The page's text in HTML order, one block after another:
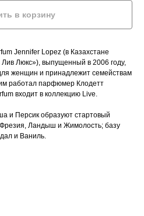
в корзину
Jennifer Lopez (в Казахстане
Люкс»), выпущенный в 2006 году,
женщин и принадлежит семействам
работал парфюмер Клодетт
входит в коллекцию Live.
и Персик образуют стартовый
Ландыш и Жимолость; базу
и Ваниль.